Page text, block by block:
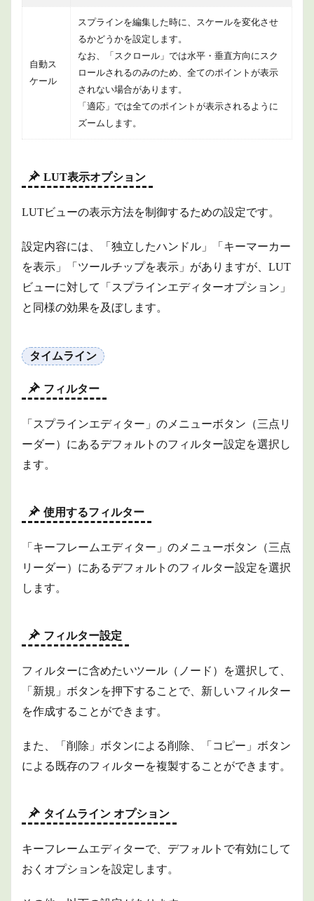
ングを
有効化
1.4.2
パスマ
ップの
操作
1.4.3
初期時
のパス
マップ
2
情報
まと
め
自動ス
ケール
スプラインを編集した時に、スケールを変化させ
るかどうかを設定します。
なお、「スクロール」では水平・垂直方向にスク
ロールされるのみのため、全てのポイントが表示
されない場合があります。
「適応」では全てのポイントが表示されるように
ズームします。
LUT表示オプション
LUTビューの表示方法を制御するための設定です。
設定内容には、「独立したハンドル」「キーマーカー
を表示」「ツールチップを表示」がありますが、LUT
ビューに対して「スプラインエディターオプション」
と同様の効果を及ぼします。
タイムライン
フィルター
「スプラインエディター」のメニューボタン（三点リ
ーダー）にあるデフォルトのフィルター設定を選択し
ます。
使用するフィルター
「キーフレームエディター」のメニューボタン（三点
リーダー）にあるデフォルトのフィルター設定を選択
します。
フィルター設定
フィルターに含めたいツール（ノード）を選択して、
「新規」ボタンを押下することで、新しいフィルター
を作成することができます。
また、「削除」ボタンによる削除、「コピー」ボタン
による既存のフィルターを複製することができます。
タイムライン オプション
キーフレームエディターで、デフォルトで有効にして
おくオプションを設定します。